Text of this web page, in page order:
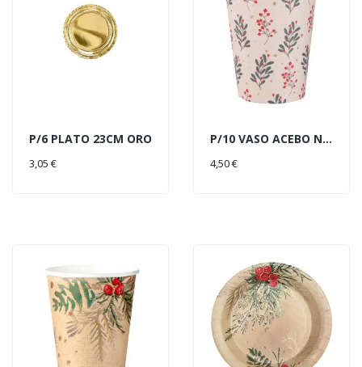
P/6 PLATO 23CM ORO
3,05 €
P/10 VASO ACEBO NAVIDAD
4,50 €